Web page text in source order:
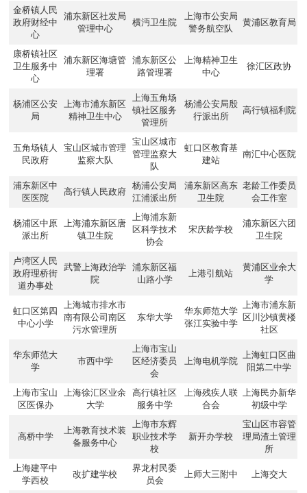
金桥镇人民
政府财经中
心
浦东新区社发局
管理中心
横沔卫生院
上海市公安局
警务航空队
黄浦区教育局
康桥镇社区
卫生服务中
心
浦东新区海塘管
理署
浦东新区公
路管理署
上海精神卫生
中心
徐汇区政协
杨浦区公安
局
上海市浦东新区
精神卫生中心
上海五角场
镇社区服务
管理所
杨浦公安局殷
行派出所
高行镇福利院
五角场镇人
民政府
宝山区城市管理
监察大队
宝山区城市
管理监察大
队
虹口区教育基
建站
南汇中心医院
浦东新区中
医医院
高行镇人民政府
杨浦公安局
江浦派出所
浦东新区高东
卫生院
老龄工作委员
会工作室
杨浦区中原
派出所
上海浦东新区唐
镇卫生院
上海浦东新
区科学技术
协会
宋庆龄学校
浦东新区六团
卫生院
卢湾区人民
政府理桥街
道办事处
武警上海政治学
院
浦东新区福
山路小学
上港引航站
黄浦区业余大
学
虹口区第四
中心小学
上海城市排水市
南有限公司南区
污水管理所
东华大学
华东师范大学
张江实验中学
上海市浦东新
区川沙镇黄楼
社区
华东师范大
学
市西中学
上海市宝山
区经济委员
会
上海电机学院
上海虹口区曲
阳第二中学
上海市宝山
区医保办
上海徐汇区业余
大学
高行镇社区
服务中学
上海残疾人联
合会
上海民办新华
初级中学
高桥中学
上海教育技术装
备服务中心
上海市东辉
职业技术学
校
新开办学校
宝山区市容管
理局渣土管理
所
上海建平中
学西校
改扩建学校
界龙村民委
员会
上师大三附中 上海交大